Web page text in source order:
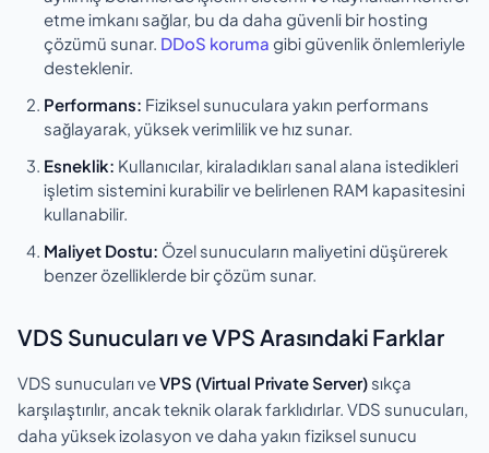
etme imkanı sağlar, bu da daha güvenli bir hosting
çözümü sunar. DDoS koruma gibi güvenlik önlemleriyle
desteklenir.
Performans: Fiziksel sunuculara yakın performans
sağlayarak, yüksek verimlilik ve hız sunar.
Esneklik: Kullanıcılar, kiraladıkları sanal alana istedikleri
işletim sistemini kurabilir ve belirlenen RAM kapasitesini
kullanabilir.
Maliyet Dostu: Özel sunucuların maliyetini düşürerek
benzer özelliklerde bir çözüm sunar.
VDS Sunucuları ve VPS Arasındaki Farklar
VDS sunucuları veVPS (Virtual Private Server) sıkça
karşılaştırılır, ancak teknik olarak farklıdırlar. VDS sunucuları,
daha yüksek izolasyon ve daha yakın fiziksel sunucu